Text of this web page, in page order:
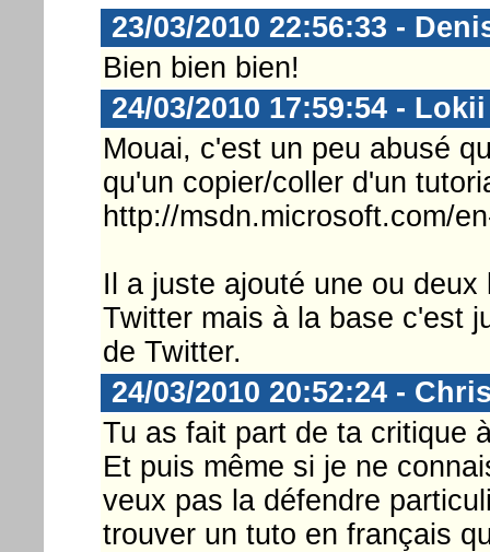
23/03/2010 22:56:33 -
Bien bien bien!
24/03/2010 17:59:54 - Lokii
Mouai, c'est un peu abusé
qu'un copier/coller d'un
http://msdn.microsoft.com/
Il a juste ajouté une ou
Twitter mais à la base c'est
de Twitter.
24/03/2010 20:52:24 -
Tu as fait part de ta critique
Et puis même si je ne
veux pas la défendre
trouver un tuto en français